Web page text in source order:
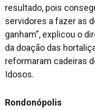
resultado, pois
servidores a fazer as
ganham”, explicou o
da doação das
reformaram cadeiras
Idosos.
Rondonópolis